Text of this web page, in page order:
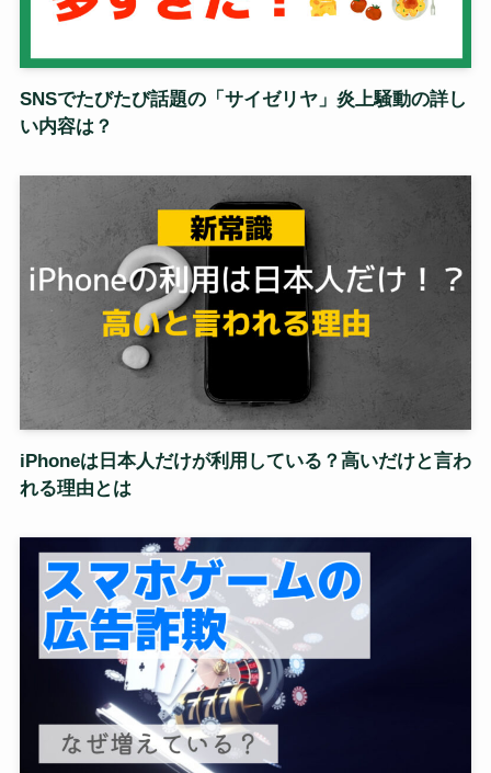
SNSでたびたび話題の「サイゼリヤ」炎上騒動の詳し
い内容は？
iPhoneは日本人だけが利用している？高いだけと言わ
れる理由とは